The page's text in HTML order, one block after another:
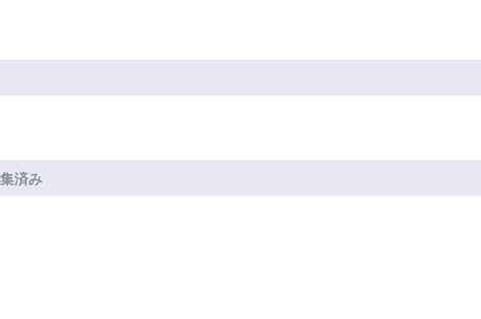
集済み